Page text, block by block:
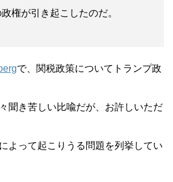
権が引き起こしたのだ。
で、関税政策についてトランプ政
聞き苦しい比喩だが、お許しいただ
よって起こりうる問題を列挙してい